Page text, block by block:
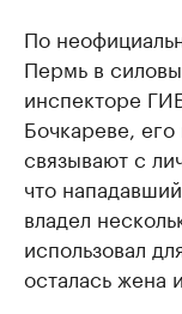
По
Пермь в
инспекторе
Бочкареве,
связывают с
что
владел
использовал
осталась жена